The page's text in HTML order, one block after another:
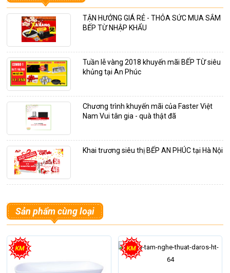
TẬN HƯỞNG GIÁ RẺ - THỎA SỨC MUA SẮM
BẾP TỪ NHẬP KHẨU
Tuần lễ vàng 2018 khuyến mãi BẾP TỪ siêu
khủng tại An Phúc
Chương trình khuyến mãi của Faster Việt
Nam Vui tân gia - quà thật đã
Khai trương siêu thị BẾP AN PHÚC tại Hà Nội
Sản phẩm cùng loại